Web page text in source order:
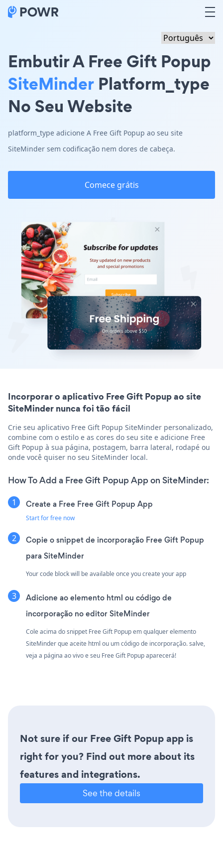
Embutir A Free Gift Popup
SiteMinder Platform_type
No Seu Website
platform_type adicione A Free Gift Popup ao seu site
SiteMinder sem codificação nem dores de cabeça.
Comece grátis
Incorporar o aplicativo Free Gift Popup ao site
SiteMinder nunca foi tão fácil
Crie seu aplicativo Free Gift Popup SiteMinder personalizado,
combine com o estilo e as cores do seu site e adicione Free
Gift Popup à sua página, postagem, barra lateral, rodapé ou
onde você quiser no seu SiteMinder local.
How To Add a Free Gift Popup App on SiteMinder:
Create a Free Free Gift Popup App
Start for free now
Copie o snippet de incorporação Free Gift Popup
para SiteMinder
Your code block will be available once you create your app
Adicione ao elemento html ou código de
incorporação no editor SiteMinder
Cole acima do snippet Free Gift Popup em qualquer elemento
SiteMinder que aceite html ou um código de incorporação. salve,
veja a página ao vivo e seu Free Gift Popup aparecerá!
Not sure if our Free Gift Popup app is
right for you? Find out more about its
features and integrations.
See the details